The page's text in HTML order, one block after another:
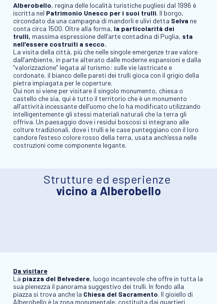
Alberobello, regina delle località turistiche pugliesi dal 1996 è
iscritta nel Patrimonio Unesco per i suoi trulli. Il borgo,
circondato da una campagna di mandorli e ulivi detta Selva ne
conta circa 1500. Oltre alla forma, la particolarità dei
trulli, massima espressione dell’arte contadina di Puglia, sta
nell’essere costruiti a secco.
La visita della città, più che nelle singole emergenze trae valore
dall’ambiente, in parte alterato dalle moderne espansioni e dalla
“valorizzazione” legata al turismo: sulle vie lastricate e
cordonate, il bianco delle pareti dei trulli gioca con il grigio della
pietra impiagata per le coperture.
Qui non si viene per visitare il singolo monumento, chiesa o
castello che sia, qui è tutto il territorio che è un monumento
all’attività incessante dell’uomo che lo ha modificato utilizzando
intelligentemente gli stessi materiali naturali che la terra gli
offriva. Un paesaggio dove i residui boscosi si integrano alle
colture tradizionali, dove i trulli e le case punteggiano con il loro
candore l’esteso colore rosso della terra, usata anch’essa nelle
costruzioni come componente legante.
Strutture ed esperienze
vicino a Alberobello
Da visitare
La piazza del Belvedere, luogo incantevole che offre in tutta la
sua pienezza il panorama suggestivo dei trulli. In fondo alla
piazza si trova anche la Chiesa del Sacramento. Il gioiello di
Alberobello è la zona monumentale, costituita dai quartieri